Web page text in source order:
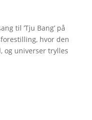
til ’Tju Bang’ på
hvor den
og universer trylles